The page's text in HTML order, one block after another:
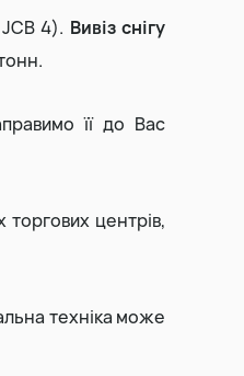
торфу
4). Вивіз снігу
її до Вас
торгових центрів,
техніка може